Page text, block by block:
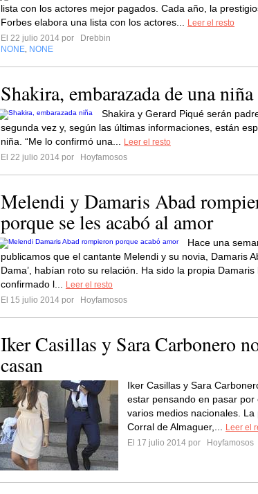
lista con los actores mejor pagados. Cada año, la
Forbes elabora una lista con los actores...
Leer el resto
El 22 julio 2014 por
Drebbin
NONE NONE
Shakira, embarazada de una niña
Shakira y Gerard Piqué serán
segunda vez y, según las últimas informaciones, están
niña. “Me lo confirmó una...
Leer el resto
El 22 julio 2014 por
Hoyfamosos
Melendi y Damaris Abad
porque se les acabó al amor
Hace una
publicamos que el cantante Melendi y su novia, Damaris
Dama’, habían roto su relación. Ha sido la propia Damaris
confirmado l...
Leer el resto
El 15 julio 2014 por
Hoyfamosos
Iker Casillas y Sara Carbonero
casan
Iker Casillas y Sara
estar pensando en pasar por
varios medios nacionales. La
Corral de Almaguer,...
Leer el
El 17 julio 2014 por
Hoyfamosos